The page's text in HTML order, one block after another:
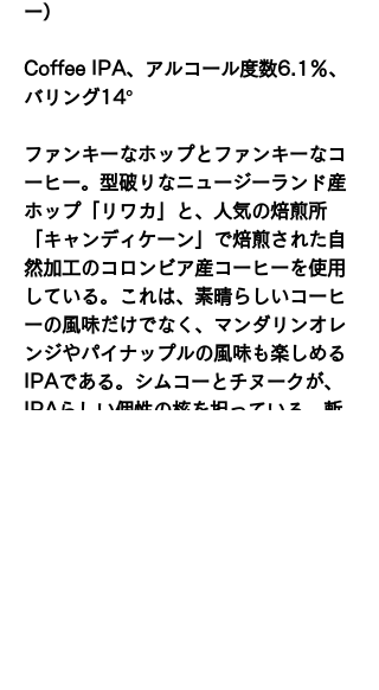
ー）
Coffee IPA、アルコール度数6.1％、
バリング14°
ファンキーなホップとファンキーなコ
ーヒー。型破りなニュージーランド産
ホップ「リワカ」と、人気の焙煎所
「キャンディケーン」で焙煎された自
然加工のコロンビア産コーヒーを使用
している。これは、素晴らしいコーヒ
ーの風味だけでなく、マンダリンオレ
ンジやパイナップルの風味も楽しめる
IPAである。シムコーとチヌークが、
IPAらしい個性の核を担っている。斬